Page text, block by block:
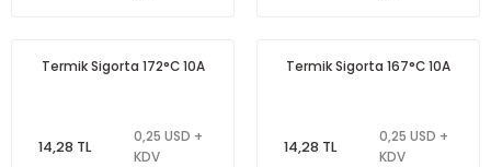
Termik Sigorta 172°C 10A
14,28 TL
0,25 USD +
KDV
Termik Sigorta 167°C 10A
14,28 TL
0,25 USD +
KDV